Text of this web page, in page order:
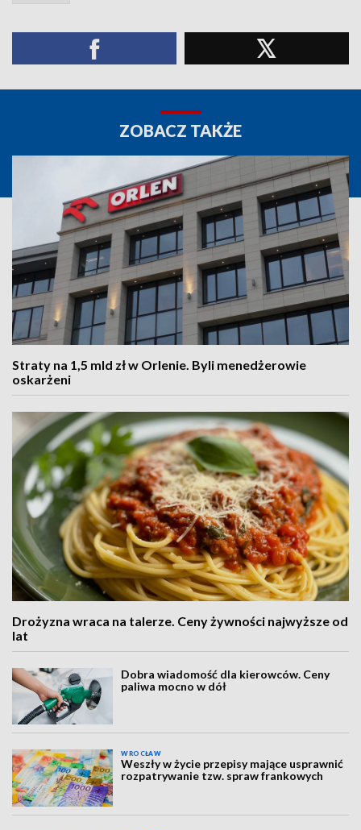
ZOBACZ TAKŻE
Straty na 1,5 mld zł w Orlenie. Byli menedżerowie
oskarżeni
Drożyzna wraca na talerze. Ceny żywności najwyższe od
lat
Dobra wiadomość dla kierowców. Ceny
paliwa mocno w dół
WROCŁAW
Weszły w życie przepisy mające usprawnić
rozpatrywanie tzw. spraw frankowych